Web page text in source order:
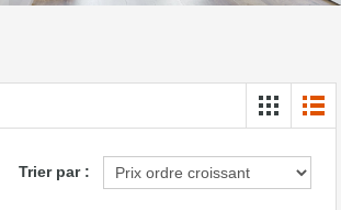
Trier par :